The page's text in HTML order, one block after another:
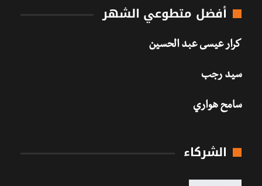
أفضل متطوعي الشهر
كرار عيسى عبد الحسين
سيد رجب
سامح هواري
الشركاء